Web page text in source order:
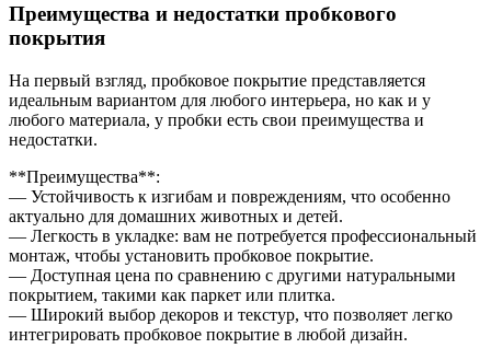
Преимущества и недостатки пробкового
покрытия
На первый взгляд, пробковое покрытие представляется
идеальным вариантом для любого интерьера, но как и у
любого материала, у пробки есть свои преимущества и
недостатки.
**Преимущества**:
— Устойчивость к изгибам и повреждениям, что особенно
актуально для домашних животных и детей.
— Легкость в укладке: вам не потребуется профессиональный
монтаж, чтобы установить пробковое покрытие.
— Доступная цена по сравнению с другими натуральными
покрытием, такими как паркет или плитка.
— Широкий выбор декоров и текстур, что позволяет легко
интегрировать пробковое покрытие в любой дизайн.